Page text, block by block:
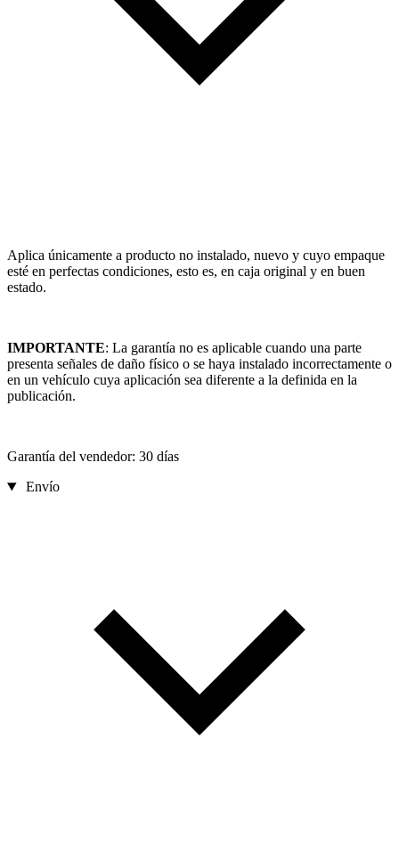
Aplica únicamente a producto no instalado, nuevo y cuyo empaque
esté en perfectas condiciones, esto es, en caja original y en buen
estado.
IMPORTANTE: La garantía no es aplicable cuando una parte
presenta señales de daño físico o se haya instalado incorrectamente o
en un vehículo cuya aplicación sea diferente a la definida en la
publicación.
Garantía del vendedor: 30 días
Envío